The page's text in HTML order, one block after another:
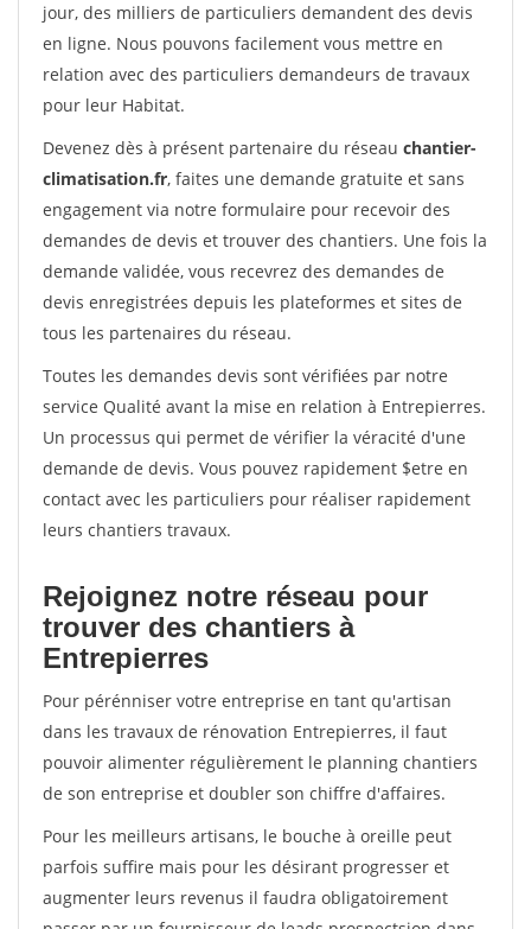
jour, des milliers de particuliers demandent des devis
en ligne. Nous pouvons facilement vous mettre en
relation avec des particuliers demandeurs de travaux
pour leur Habitat.
Devenez dès à présent partenaire du réseau chantier-
climatisation.fr, faites une demande gratuite et sans
engagement via notre formulaire pour recevoir des
demandes de devis et trouver des chantiers. Une fois la
demande validée, vous recevrez des demandes de
devis enregistrées depuis les plateformes et sites de
tous les partenaires du réseau.
Toutes les demandes devis sont vérifiées par notre
service Qualité avant la mise en relation à Entrepierres.
Un processus qui permet de vérifier la véracité d'une
demande de devis. Vous pouvez rapidement $etre en
contact avec les particuliers pour réaliser rapidement
leurs chantiers travaux.
Rejoignez notre réseau pour
trouver des chantiers à
Entrepierres
Pour pérénniser votre entreprise en tant qu'artisan
dans les travaux de rénovation Entrepierres, il faut
pouvoir alimenter régulièrement le planning chantiers
de son entreprise et doubler son chiffre d'affaires.
Pour les meilleurs artisans, le bouche à oreille peut
parfois suffire mais pour les désirant progresser et
augmenter leurs revenus il faudra obligatoirement